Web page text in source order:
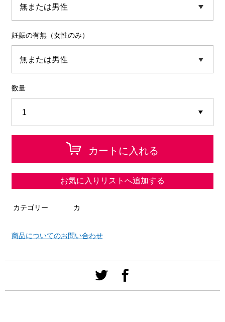
妊娠の有無（女性のみ）
数量
カートに入れる
お気に入りリストへ追加する
カテゴリー カ
商品についてのお問い合わせ